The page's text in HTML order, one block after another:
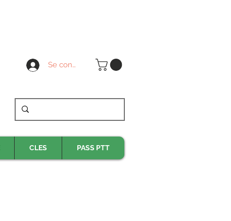
Se connecter
CLES PASS PTT